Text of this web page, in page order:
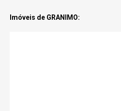
Imóveis de GRANIMO: